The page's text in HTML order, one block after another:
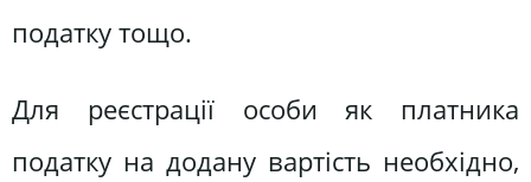
податку тощо.
Для реєстрації особи як платника
податку на додану вартість необхідно,